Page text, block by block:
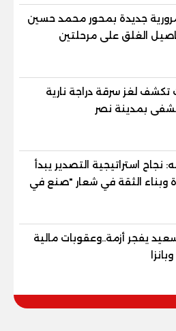
جديدة بمحور محمد حسين
الغلق على مرحلتين
تكشف لغز سرقة دراجة نارية
بمدينة نصر
نجاح استراتيجية التصدير يبدأ
وبناء الثقة في شعار "صنع في
يفجر أزمة..وعقوبات مالية